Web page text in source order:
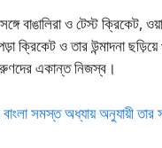
বাঙালিরা ও টেস্ট ক্রিকেট,
ক্রিকেট ও তার উন্মাদনা
একান্ত নিজস্ব।
বাংলা সমস্ত অধ্যায় অনুযায়ী